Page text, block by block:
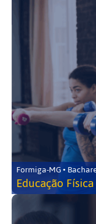
Formiga-MG •
Educação